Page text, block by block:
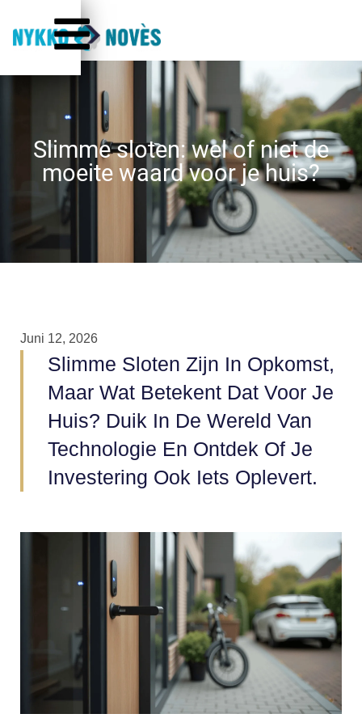
Slimme sloten: wel of niet de
moeite waard voor je huis?
Juni 12, 2026
Slimme Sloten Zijn In Opkomst,
Maar Wat Betekent Dat Voor Je
Huis? Duik In De Wereld Van
Technologie En Ontdek Of Je
Investering Ook Iets Oplevert.